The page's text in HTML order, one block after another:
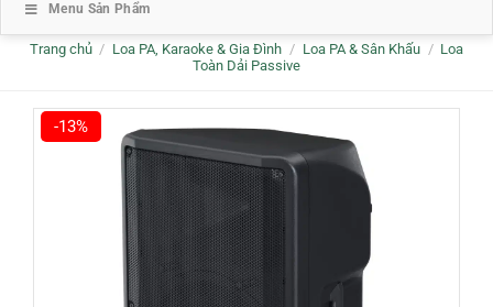
Menu Sản Phẩm
Trang chủ / Loa PA, Karaoke & Gia Đình / Loa PA & Sân Khấu / Loa
Toàn Dải Passive
-13%